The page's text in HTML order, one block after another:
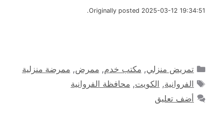
Originally posted 2025-03-12 19:34:51.
التصنيفات
تمريض منزلي, مكتب خدم, ممرض, ممرضة منزلية
الوسوم
الفروانية, الكويت, محافظة الفروانية
أضف تعليق